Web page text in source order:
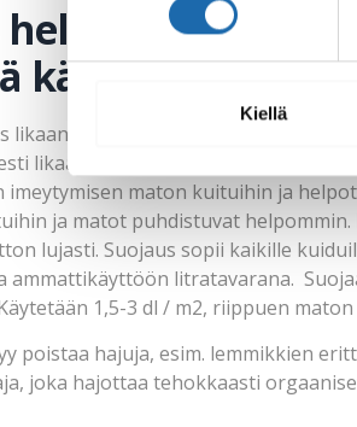
Kiellä
helpottaa
käyttöikää
likaantumista vastaan. Softcare
likaantumista vastaan tai pyytää
imeytymisen maton kuituihin ja
ja matot puhdistuvat
lujasti. Suojaus sopii kaikille
ammattikäyttöön litratavarana.
1,5-3 dl / m2, riippuen
poistaa hajuja, esim. lemmikkien
, joka hajottaa tehokkaasti